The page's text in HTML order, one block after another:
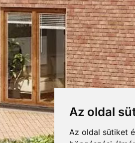
Az oldal
Az oldal sütiket
LETÖLTÉSEK
KIEGÉSZÍTŐK
felületű homlokzati klinkerlap.
DOBOZOLÁS
TÖMEG
RAKLAPTÖMEG
DARABSÚLY
DOBOZ / RAKLAP
DARAB / RAKLAP
Letöltés FELDHAUS